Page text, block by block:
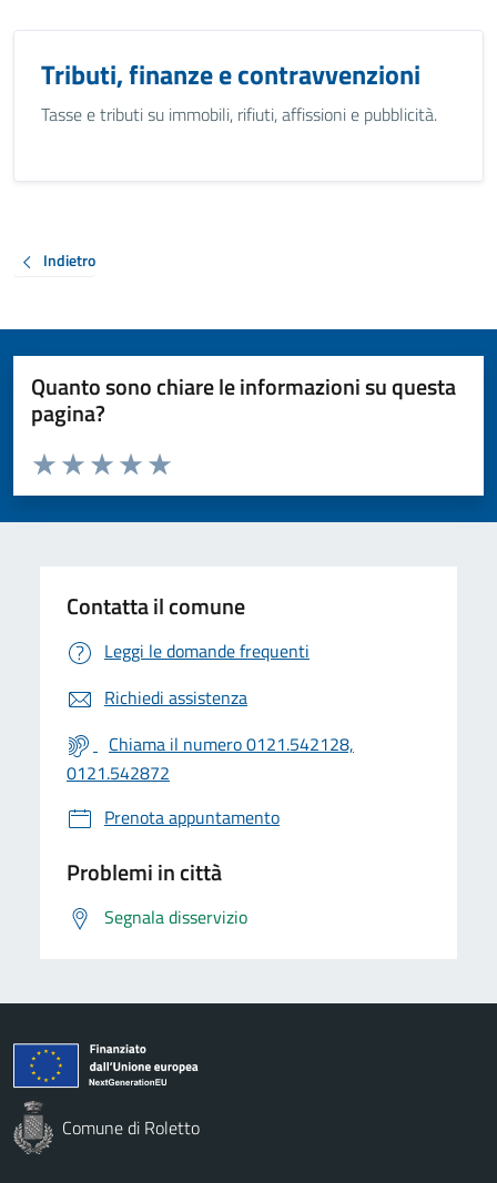
Tributi, finanze e contravvenzioni
Tasse e tributi su immobili, rifiuti, affissioni e pubblicità.
Indietro
Quanto sono chiare le informazioni su questa
pagina?
Valuta da 1 a 5 stelle la pagina
Valuta 5 stelle su 5
Valuta 4 stelle su 5
Valuta 3 stelle su 5
Valuta 2 stelle su 5
Valuta 1 stelle su 5
Contatta il comune
Leggi le domande frequenti
Richiedi assistenza
Chiama il numero 0121.542128,
0121.542872
Prenota appuntamento
Problemi in città
Segnala disservizio
Comune di Roletto